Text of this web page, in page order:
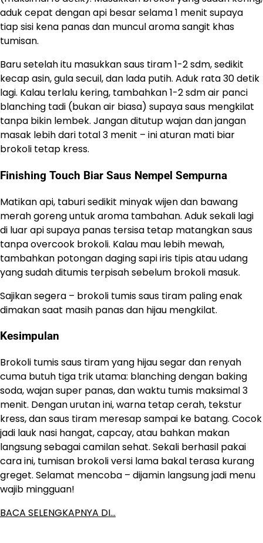
aduk cepat dengan api besar selama 1 menit supaya
tiap sisi kena panas dan muncul aroma sangit khas
tumisan.
Baru setelah itu masukkan saus tiram 1-2 sdm, sedikit
kecap asin, gula secuil, dan lada putih. Aduk rata 30 detik
lagi. Kalau terlalu kering, tambahkan 1-2 sdm air panci
blanching tadi (bukan air biasa) supaya saus mengkilat
tanpa bikin lembek. Jangan ditutup wajan dan jangan
masak lebih dari total 3 menit – ini aturan mati biar
brokoli tetap kress.
Finishing Touch Biar Saus Nempel Sempurna
Matikan api, taburi sedikit minyak wijen dan bawang
merah goreng untuk aroma tambahan. Aduk sekali lagi
di luar api supaya panas tersisa tetap matangkan saus
tanpa overcook brokoli. Kalau mau lebih mewah,
tambahkan potongan daging sapi iris tipis atau udang
yang sudah ditumis terpisah sebelum brokoli masuk.
Sajikan segera – brokoli tumis saus tiram paling enak
dimakan saat masih panas dan hijau mengkilat.
Kesimpulan
Brokoli tumis saus tiram yang hijau segar dan renyah
cuma butuh tiga trik utama: blanching dengan baking
soda, wajan super panas, dan waktu tumis maksimal 3
menit. Dengan urutan ini, warna tetap cerah, tekstur
kress, dan saus tiram meresap sampai ke batang. Cocok
jadi lauk nasi hangat, capcay, atau bahkan makan
langsung sebagai camilan sehat. Sekali berhasil pakai
cara ini, tumisan brokoli versi lama bakal terasa kurang
greget. Selamat mencoba – dijamin langsung jadi menu
wajib mingguan!
BACA SELENGKAPNYA DI…